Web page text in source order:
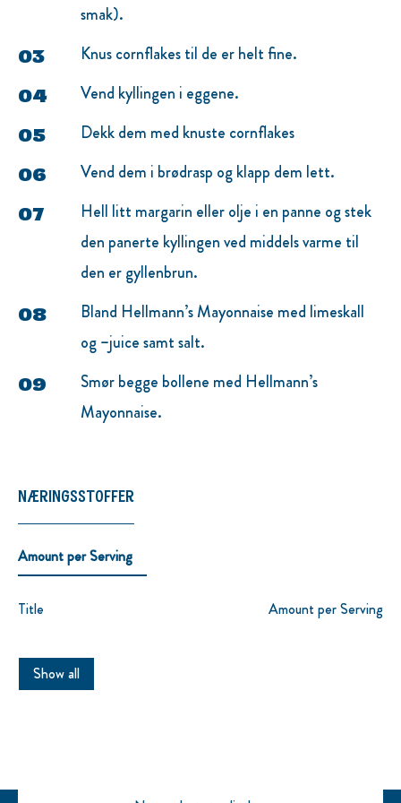
smak).
Knus cornflakes til de er helt fine.
Vend kyllingen i eggene.
Dekk dem med knuste cornflakes
Vend dem i brødrasp og klapp dem lett.
Hell litt margarin eller olje i en panne og stek
den panerte kyllingen ved middels varme til
den er gyllenbrun.
Bland Hellmann’s Mayonnaise med limeskall
og –juice samt salt.
Smør begge bollene med Hellmann’s
Mayonnaise.
NÆRINGSSTOFFER
Amount per Serving
Title Amount per Serving
Show all